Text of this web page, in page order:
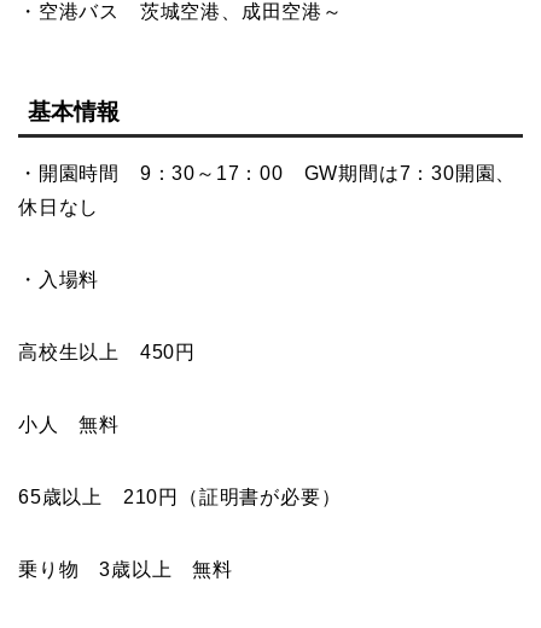
・空港バス 茨城空港、成田空港～
基本情報
・開園時間 9：30～17：00 GW期間は7：30開園、
休日なし
・入場料
高校生以上 450円
小人 無料
65歳以上 210円（証明書が必要）
乗り物 3歳以上 無料